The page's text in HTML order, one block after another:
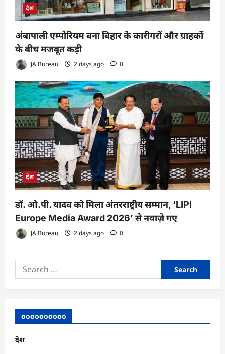
देश
अंबापाली एम्पोरियम बना बिहार के कारीगरों और ग्राहकों
के बीच मजबूत कड़ी
JA Bureau 2 days ago 0
देश
डॉ. ओ.पी. यादव को मिला अंतरराष्ट्रीय सम्मान, ‘LIPI
Europe Media Award 2026’ से नवाज़े गए
JA Bureau 2 days ago 0
Search
for:
oooooooooo
देश